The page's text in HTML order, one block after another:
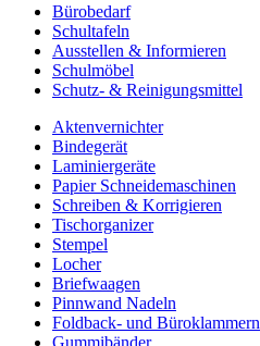
Bürobedarf
Schultafeln
Ausstellen & Informieren
Schulmöbel
Schutz- & Reinigungsmittel
Aktenvernichter
Bindegerät
Laminiergeräte
Papier Schneidemaschinen
Schreiben & Korrigieren
Tischorganizer
Stempel
Locher
Briefwaagen
Pinnwand Nadeln
Foldback- und Büroklammern
Gummibänder